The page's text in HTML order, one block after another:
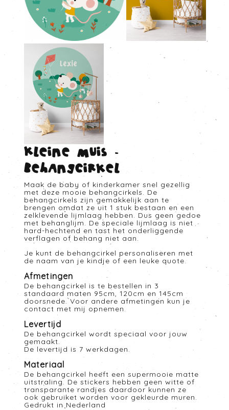
Kleine muis -
Behangcirkel
Maak de baby of kinderkamer snel gezellig
met deze mooie behangcirkels. De
behangcirkels zijn gemakkelijk aan te
brengen omdat ze uit 1 stuk bestaan en een
zelklevende lijmlaag hebben. Dus geen gedoe
met behanglijm. De speciale lijmlaag is niet
hard-hechtend en tast het onderliggende
verflagen of behang niet aan.
Je kunt de behangcirkel personaliseren met
de naam van je kindje of een leuke quote.
Afmetingen
De behangcirkel is te bestellen in 3
standaard maten 95cm, 120cm en 145cm
doorsnede. Voor andere afmetingen kun je
contact met mij opnemen.
Levertijd
De behangcirkel wordt speciaal voor jouw
gemaakt.
De levertijd is 7 werkdagen.
Materiaal
De behangcirkel heeft een supermooie matte
uitstraling. De stickers hebben geen witte of
transparante randjes daardoor kunnen ze
ook gebruiket worden voor gekleurde muren.
Gedrukt in Nederland